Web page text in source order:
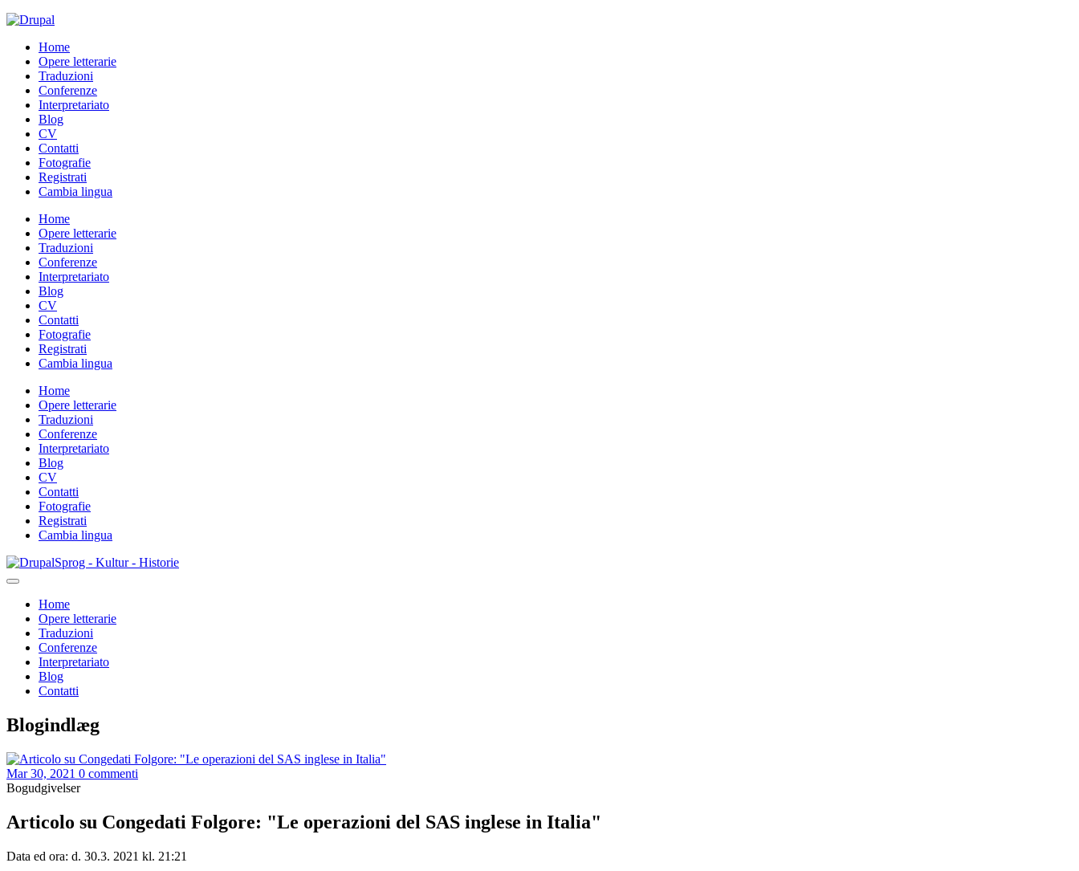
Home
Opere letterarie
Traduzioni
Conferenze
Interpretariato
Blog
CV
Contatti
Fotografie
Registrati
Cambia lingua
Home
Opere letterarie
Traduzioni
Conferenze
Interpretariato
Blog
CV
Contatti
Fotografie
Registrati
Cambia lingua
Home
Opere letterarie
Traduzioni
Conferenze
Interpretariato
Blog
CV
Contatti
Fotografie
Registrati
Cambia lingua
Salta
al
principale
Sprog - Kultur - Historie
Primær
navigation
Home
Opere letterarie
Traduzioni
Conferenze
Interpretariato
Blog
Contatti
Blogindlæg
Mar 30, 2021 0 commenti
Bogudgivelser
Articolo su Congedati Folgore: "Le operazioni del SAS inglese in Italia"
Data ed ora: d. 30.3. 2021 kl. 21:21